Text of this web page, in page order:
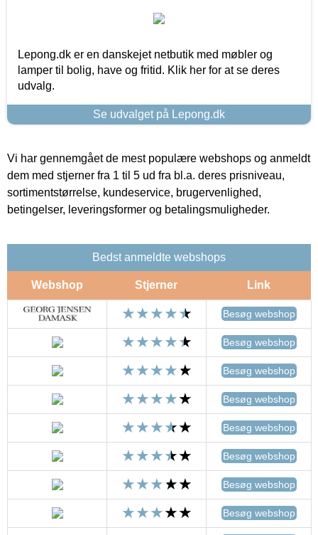
Lepong.dk er en danskejet netbutik med møbler og
lamper til bolig, have og fritid. Klik her for at se deres
udvalg.
Se udvalget på Lepong.dk
Vi har gennemgået de mest populære webshops og anmeldt
dem med stjerner fra 1 til 5 ud fra bl.a. deres prisniveau,
sortimentstørrelse, kundeservice, brugervenlighed,
betingelser, leveringsformer og betalingsmuligheder.
Bedst anmeldte webshops
Webshop Stjerner Link
Besøg webshop
Besøg webshop
Besøg webshop
Besøg webshop
Besøg webshop
Besøg webshop
Besøg webshop
Besøg webshop